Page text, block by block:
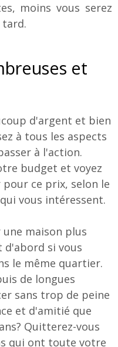
moins vous serez
et
d'argent et bien
à tous les aspects
à l'action.
budget et voyez
ce prix, selon le
vous intéressent.
une maison plus
d'abord si vous
le même quartier.
de longues
sans trop de peine
et d'amitié que
Quitterez-vous
qui ont toute votre